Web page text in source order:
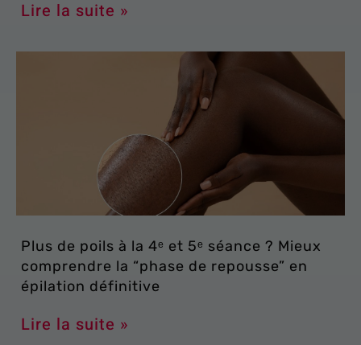
Lire la suite »
Plus de poils à la 4ᵉ et 5ᵉ séance ? Mieux
comprendre la “phase de repousse” en
épilation définitive
Lire la suite »